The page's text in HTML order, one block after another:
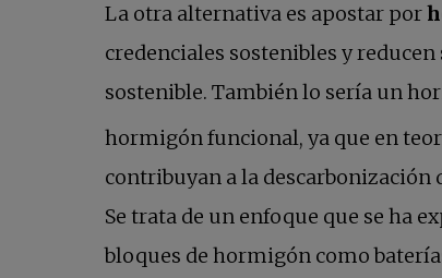
La otra alternativa es apostar por
credenciales sostenibles y
sostenible. También lo sería un
hormigón funcional, ya que en
contribuyan a la descarbonización
Se trata de un enfoque que se ha
bloques de hormigón como